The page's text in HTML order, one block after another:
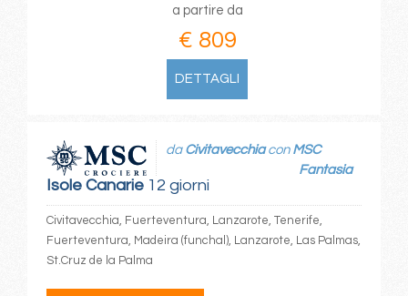
a partire da
€ 809
DETTAGLI
Isole Canarie12 giorni
da Civitavecchiacon MSC
Fantasia
Civitavecchia, Fuerteventura, Lanzarote, Tenerife,
Fuerteventura, Madeira (funchal), Lanzarote, Las Palmas,
St.Cruz de la Palma